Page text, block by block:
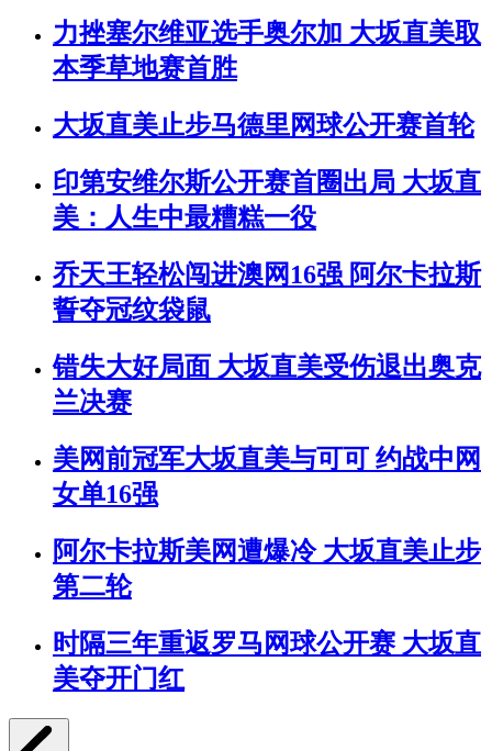
力挫塞尔维亚选手奥尔加 大坂直美取
本季草地赛首胜
大坂直美止步马德里网球公开赛首轮
印第安维尔斯公开赛首圈出局 大坂直
美：人生中最糟糕一役
乔天王轻松闯进澳网16强 阿尔卡拉斯
誓夺冠纹袋鼠
错失大好局面 大坂直美受伤退出奥克
兰决赛
美网前冠军大坂直美与可可 约战中网
女单16强
阿尔卡拉斯美网遭爆冷 大坂直美止步
第二轮
时隔三年重返罗马网球公开赛 大坂直
美夺开门红